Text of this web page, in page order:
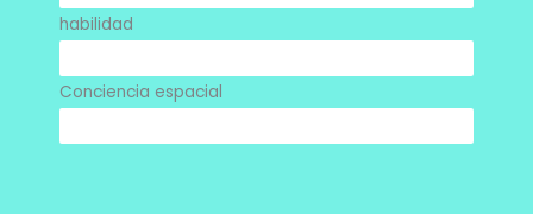
habilidad
Conciencia espacial